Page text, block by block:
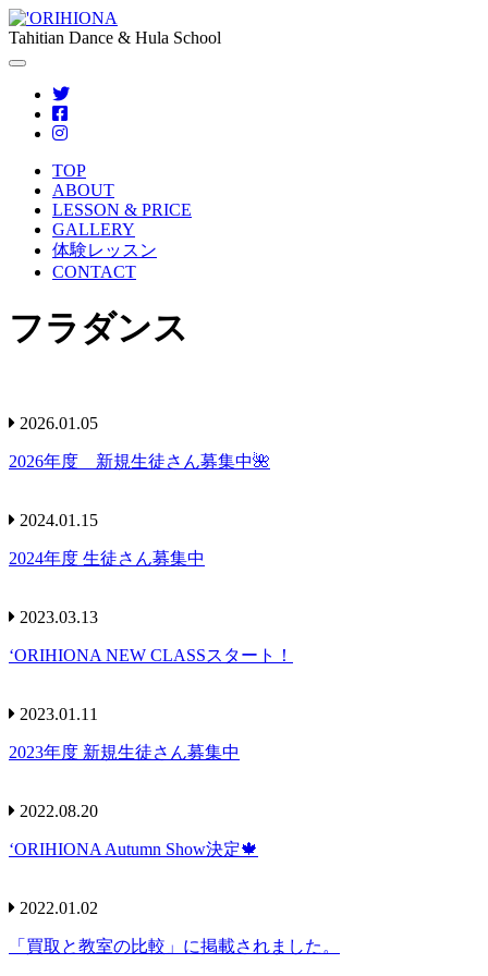
Tahitian Dance & Hula School
TOP
ABOUT
LESSON & PRICE
GALLERY
体験レッスン
CONTACT
フラダンス
2026.01.05
2026年度 新規生徒さん募集中🌺
2024.01.15
2024年度 生徒さん募集中
2023.03.13
‘ORIHIONA NEW CLASSスタート！
2023.01.11
2023年度 新規生徒さん募集中
2022.08.20
‘ORIHIONA Autumn Show決定🍁
2022.01.02
「買取と教室の比較」に掲載されました。